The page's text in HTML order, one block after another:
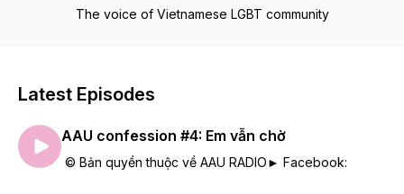
The voice of Vietnamese LGBT community
Latest Episodes
AAU confession #4: Em vẫn chờ
© Bản quyền thuộc về AAU RADIO► Facebook: